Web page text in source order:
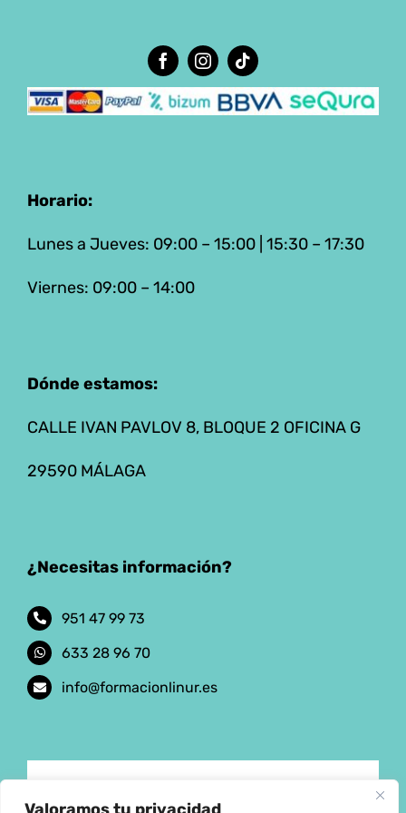
Horario:
Lunes a Jueves: 09:00 – 15:00 | 15:30 – 17:30
Viernes: 09:00 – 14:00
Dónde estamos:
CALLE IVAN PAVLOV 8, BLOQUE 2 OFICINA G
29590 MÁLAGA
¿Necesitas información?
951 47 99 73
633 28 96 70
info@formacionlinur.es